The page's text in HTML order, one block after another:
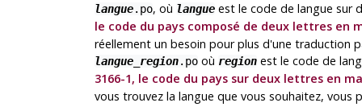
langue.po, où langueest le code de langue sur
le code du pays composé de deux lettres en
réellement un besoin pour plus d'une traduction
langue_ region.pooù regionest le code de
3166-1, le code du pays sur deux lettres en
vous trouvez la langue que vous souhaitez, vous